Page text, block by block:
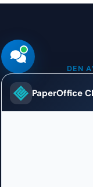
DEN
Varför
PaperOffice